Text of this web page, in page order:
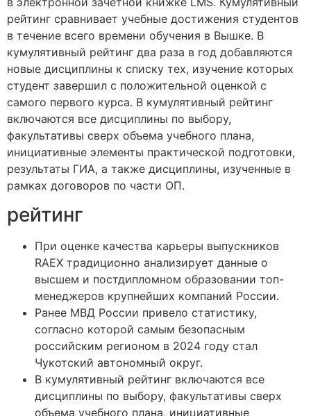
рейтинг сравнивает учебные достижения студентов
в течение всего времени обучения в Вышке. В
кумулятивный рейтинг два раза в год добавляются
новые дисциплины к списку тех, изучение которых
студент завершил с положительной оценкой с
самого первого курса. В кумулятивный рейтинг
включаются все дисциплины по выбору,
факультативы сверх объема учебного плана,
инициативные элементы практической подготовки,
результаты ГИА, а также дисциплины, изученные в
рамках договоров по части ОП.
рейтинг
При оценке качества карьеры выпускников
RAEX традиционно анализирует данные о
высшем и постдипломном образовании топ-
менеджеров крупнейших компаний России.
Ранее МВД России привело статистику,
согласно которой самым безопасным
российским регионом в 2024 году стал
Чукотский автономный округ.
В кумулятивный рейтинг включаются все
дисциплины по выбору, факультативы сверх
объема учебного плана, инициативные